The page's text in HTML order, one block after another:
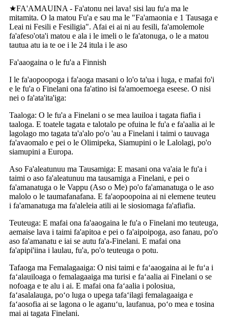
★FA'AMAUINA - Fa'atonu nei lava! sisi lau fu'a ma le
mitamita. O la matou Fu'a e sau ma le "Fa'amaonia e 1 Tausaga e
Leai ni Fesili e Fesiligia". Afai ei ai ni au fesili, fa'amolemole
fa'afeso'ota'i matou e ala i le imeli o le fa'atonuga, o le a matou
tautua atu ia te oe i le 24 itula i le aso
Fa'aaogaina o le fu'a a Finnish
I le fa'aopoopoga i fa'aoga masani o lo'o ta'ua i luga, e mafai fo'i
e le fu'a o Finelani ona fa'atino isi fa'amoemoega eseese. O nisi
nei o fa'ata'ita'iga:
Taaloga: O le fu'a a Finelani o se mea lauiloa i tagata fiafia i
taaloga. E toatele tagata e talotalo pe ofuina le fu'a e fa'aalia ai le
lagolago mo tagata ta'a'alo po'o 'au a Finelani i taimi o tauvaga
fa'avaomalo e pei o le Olimipeka, Siamupini o le Lalolagi, po'o
siamupini a Europa.
Aso Fa'aleatunuu ma Tausamiga: E masani ona va'aia le fu'a i
taimi o aso fa'aleatunuu ma tausamiga a Finelani, e pei o
fa'amanatuga o le Vappu (Aso o Me) po'o fa'amanatuga o le aso
malolo o le taumafanafana. E fa'aopoopoina ai ni elemene teuteu
i fa'amanatuga ma fa'aleleia atili ai le siosiomaga fa'afiafia.
Teuteuga: E mafai ona fa'aaogaina le fu'a o Finelani mo teuteuga,
aemaise lava i taimi fa'apitoa e pei o fa'aipoipoga, aso fanau, po'o
aso fa'amanatu e iai se autu fa'a-Finelani. E mafai ona
fa'apipi'iina i laulau, fu'a, po'o teuteuga o potu.
Tafaoga ma Femalagaaiga: O nisi taimi e faʻaaogaina ai le fuʻa i
faʻalauiloaga o femalagaaiga ma turisi e faʻaalia ai Finelani o se
nofoaga e te alu i ai. E mafai ona faʻaalia i polosiua,
faʻasalalauga, poʻo luga o upega tafaʻilagi femalagaaiga e
faʻaosofia ai se lagona o le aganuʻu, laufanua, poʻo mea e tosina
mai ai tagata Finelani.